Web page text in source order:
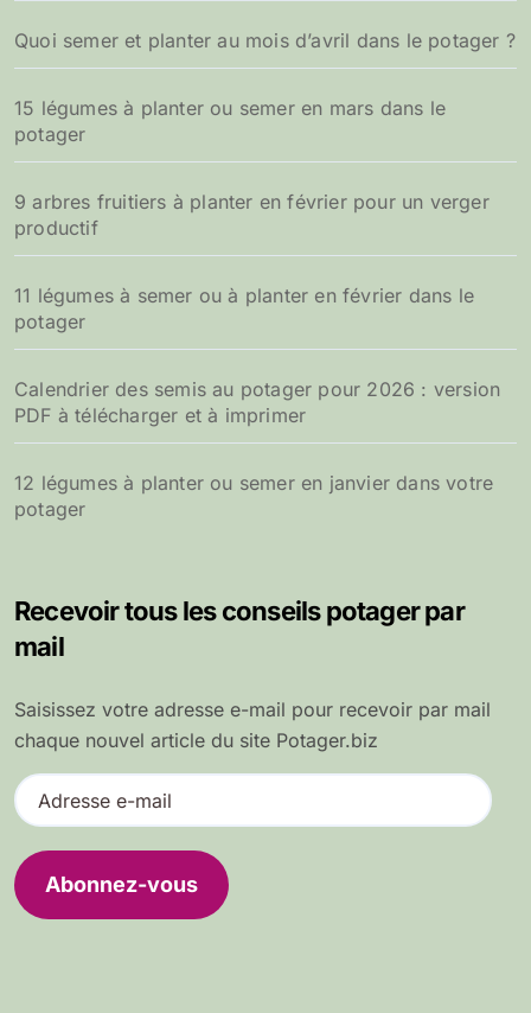
Quoi semer et planter au mois d’avril dans le potager ?
15 légumes à planter ou semer en mars dans le
potager
9 arbres fruitiers à planter en février pour un verger
productif
11 légumes à semer ou à planter en février dans le
potager
Calendrier des semis au potager pour 2026 : version
PDF à télécharger et à imprimer
12 légumes à planter ou semer en janvier dans votre
potager
Recevoir tous les conseils potager par
mail
Saisissez votre adresse e-mail pour recevoir par mail
chaque nouvel article du site Potager.biz
A
d
e
s
Abonnez-vous